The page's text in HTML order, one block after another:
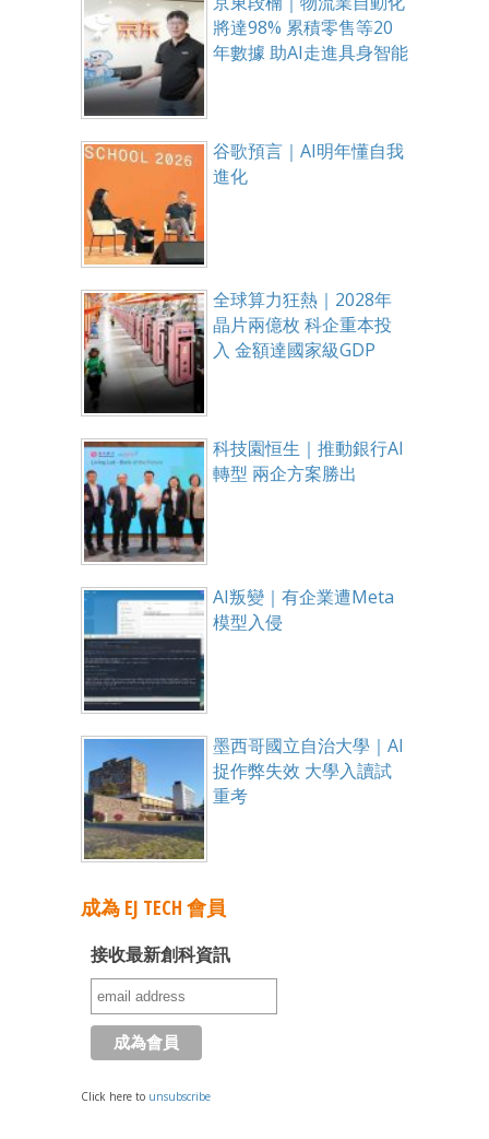
將達98% 累積零售等20
年數據 助AI走進具身智能
谷歌預言｜AI明年懂自我
進化
全球算力狂熱｜2028年
晶片兩億枚 科企重本投
入 金額達國家級GDP
科技園恒生｜推動銀行AI
轉型 兩企方案勝出
AI叛變｜有企業遭Meta
模型入侵
墨西哥國立自治大學｜AI
捉作弊失效 大學入讀試
重考
成為 EJ TECH 會員
接收最新創科資訊
Click here to unsubscribe